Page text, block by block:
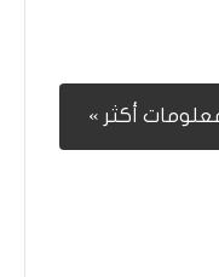
أكثر »